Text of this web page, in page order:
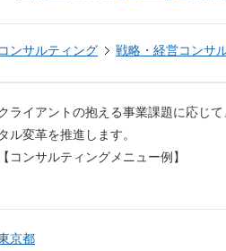
コンサルティング 戦略・経営コンサ
ライアントの抱える事業課題に応じ
タル変革を推進します。
【コンサルティングメニュー例】
京都